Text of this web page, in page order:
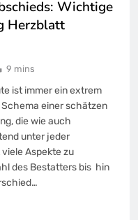
Wichtige
Herzblatt
9 mins
ist immer ein extrem
einer schätzen
die wie auch
unter jeder
Aspekte zu
des Bestatters bis hin